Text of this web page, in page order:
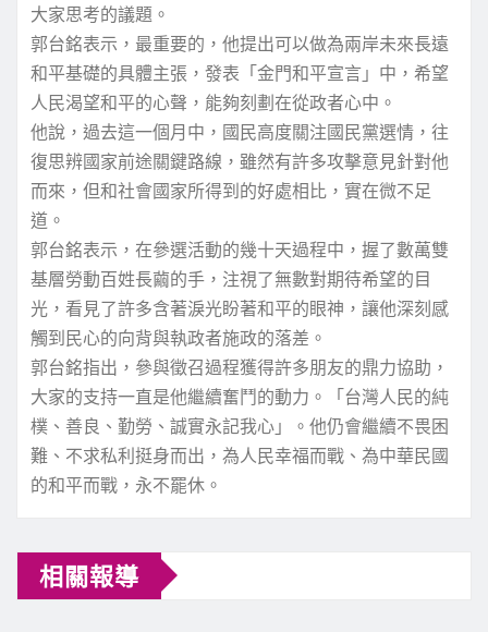
大家思考的議題。
郭台銘表示，最重要的，他提出可以做為兩岸未來長遠
和平基礎的具體主張，發表「金門和平宣言」中，希望
人民渴望和平的心聲，能夠刻劃在從政者心中。
他說，過去這一個月中，國民高度關注國民黨選情，往
復思辨國家前途關鍵路線，雖然有許多攻擊意見針對他
而來，但和社會國家所得到的好處相比，實在微不足
道。
郭台銘表示，在參選活動的幾十天過程中，握了數萬雙
基層勞動百姓長繭的手，注視了無數對期待希望的目
光，看見了許多含著淚光盼著和平的眼神，讓他深刻感
觸到民心的向背與執政者施政的落差。
郭台銘指出，參與徵召過程獲得許多朋友的鼎力協助，
大家的支持一直是他繼續奮鬥的動力。「台灣人民的純
樸、善良、勤勞、誠實永記我心」。他仍會繼續不畏困
難、不求私利挺身而出，為人民幸福而戰、為中華民國
的和平而戰，永不罷休。
相關報導